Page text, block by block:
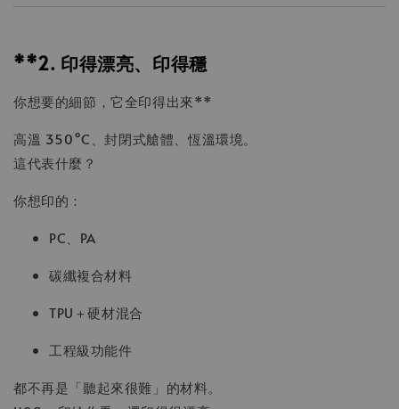
**2. 印得漂亮、印得穩
你想要的細節，它全印得出來**
高溫 350°C、封閉式艙體、恆溫環境。
這代表什麼？
你想印的：
PC、PA
碳纖複合材料
TPU＋硬材混合
工程級功能件
都不再是「聽起來很難」的材料。